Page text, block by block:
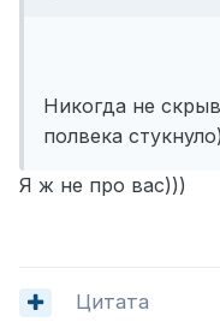
Никогда не
полвека стукнуло)
Я ж не про вас)))
Цитата